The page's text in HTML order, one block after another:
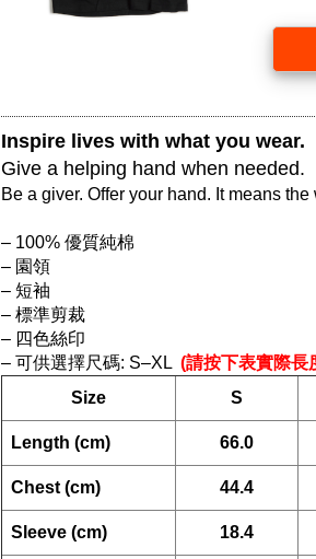
Inspire lives with what you wear.
Give a helping hand when
Be a giver. Offer your hand. It means
– 100% 優質純棉
– 園領
– 短袖
– 標準剪裁
– 四色絲印
– 可供選擇尺碼: S–XL (請按下表實際長
Size
S
  Length (cm)
66.0
  Chest (cm)
44.4
  Sleeve (cm)
18.4